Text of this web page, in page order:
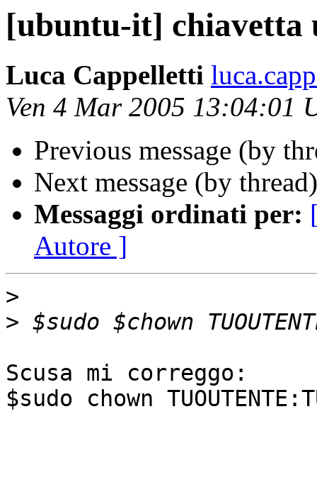
[ubuntu-it] chiavetta
Luca Cappelletti
Ven 4 Mar 2005 13:04:01
Previous message (by
Next message (by
Messaggi ordinati per:
Autore ]
>
>
Scusa mi correggo:
$sudo chown